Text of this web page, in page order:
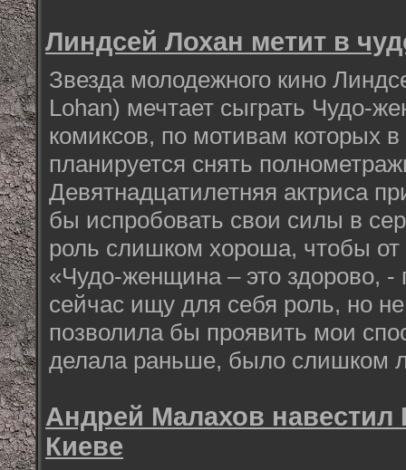
Линдсей Лохан метит в
Звезда молодежного кино
Lohan) мечтает сыграть Чудо-
комиксов, по мотивам которых
планируется снять
Девятнадцатилетняя актриса
бы испробовать свои силы в
роль слишком хороша, чтобы от
«Чудо-женщина – это здорово, -
сейчас ищу для себя роль, но
позволила бы проявить мои
делала раньше, было слишком
Андрей Малахов навестил
Киеве